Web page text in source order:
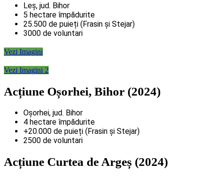
Leș, jud. Bihor
5 hectare împădurite
25.500 de puieți (Frasin și Stejar)
3000 de voluntari
Vezi Imagini
Vezi Imagini 2
Acțiune Oșorhei, Bihor (2024)
Oșorhei, jud. Bihor
4 hectare împădurite
+20.000 de puieți (Frasin și Stejar)
2500 de voluntari
Acțiune Curtea de Argeș (2024)